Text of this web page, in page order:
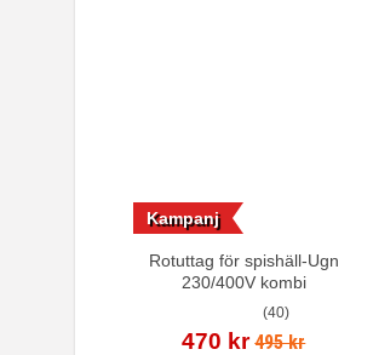
Rotuttag för spishäll-Ugn
230/400V kombi
(40)
Kampanj
470 kr 495 kr